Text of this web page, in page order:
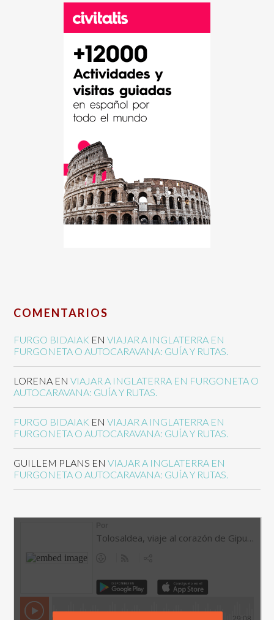
COMENTARIOS
FURGO BIDAIAK ENVIAJAR A INGLATERRA EN
FURGONETA O AUTOCARAVANA: GUÍA Y RUTAS.
LORENA ENVIAJAR A INGLATERRA EN FURGONETA O
AUTOCARAVANA: GUÍA Y RUTAS.
FURGO BIDAIAK ENVIAJAR A INGLATERRA EN
FURGONETA O AUTOCARAVANA: GUÍA Y RUTAS.
GUILLEM PLANS ENVIAJAR A INGLATERRA EN
FURGONETA O AUTOCARAVANA: GUÍA Y RUTAS.